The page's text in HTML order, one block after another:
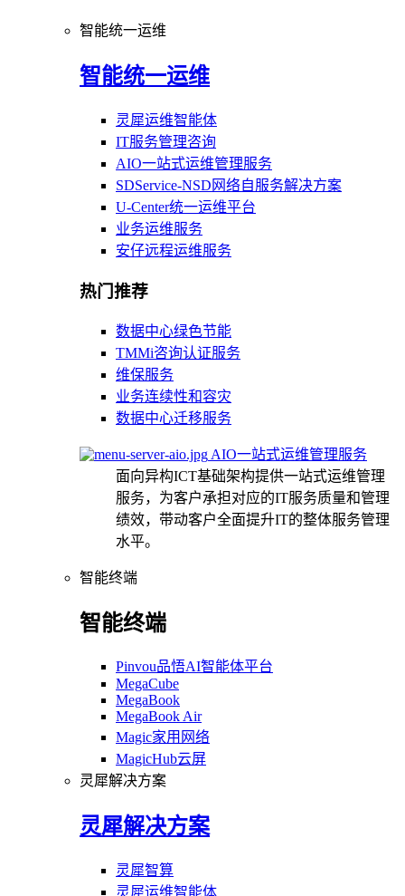
智能统一运维
智能统一运维
灵犀运维智能体
IT服务管理咨询
AIO一站式运维管理服务
SDService-NSD网络自服务解决方案
U-Center统一运维平台
业务运维服务
安仔远程运维服务
热门推荐
数据中心绿色节能
TMMi咨询认证服务
维保服务
业务连续性和容灾
数据中心迁移服务
AIO一站式运维管理服务
面向异构ICT基础架构提供一站式运维管理
服务，为客户承担对应的IT服务质量和管理
绩效，带动客户全面提升IT的整体服务管理
水平。
智能终端
智能终端
Pinvou品悟AI智能体平台
MegaCube
MegaBook
MegaBook Air
Magic家用网络
MagicHub云屏
灵犀解决方案
灵犀解决方案
灵犀智算
灵犀运维智能体